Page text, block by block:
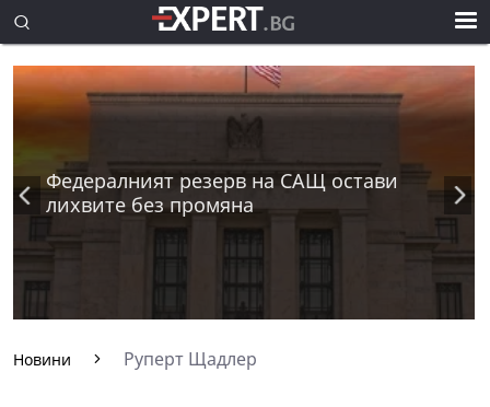
Федералният резерв на САЩ остави
лихвите без промяна
Новини Руперт Щадлер